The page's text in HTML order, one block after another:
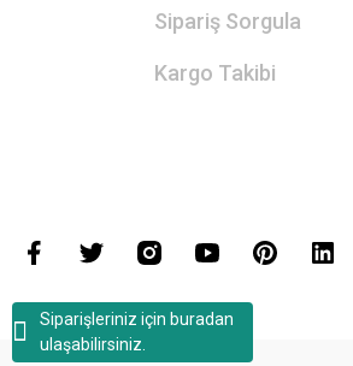
Siparişleriniz için buradan
ulaşabilirsiniz.
Sipariş Sorgula
Kargo Takibi